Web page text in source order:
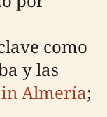
como
y las
Almería;